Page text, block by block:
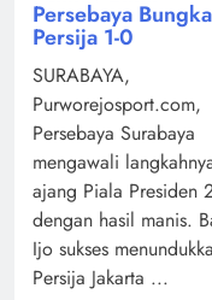
Persebaya
Persija 1-0
SURABAYA,
Purworejosport.com,
Persebaya Surabaya
mengawali
ajang Piala Presiden
dengan hasil manis.
Ijo sukses
Persija Jakarta ...